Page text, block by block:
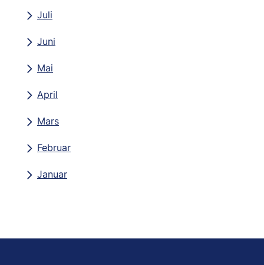
Juli
Juni
Mai
April
Mars
Februar
Januar